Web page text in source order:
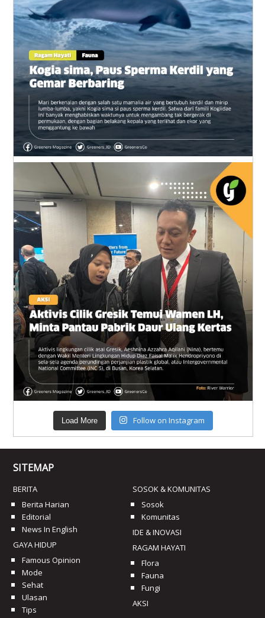
Load More Follow on Instagram
SITEMAP
BERITA
Berita Harian
Editorial
News In English
GAYA HIDUP
Famous Opinion
Mode
Sehat
Ulasan
Tips
SOSOK & KOMUNITAS
Sosok
Komunitas
IDE & INOVASI
RAGAM HAYATI
Flora
Fauna
Fungi
AKSI